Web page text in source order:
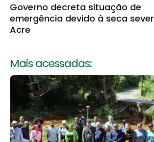
Governo decreta situação de
emergência devido à seca
Acre
Mais acessadas: